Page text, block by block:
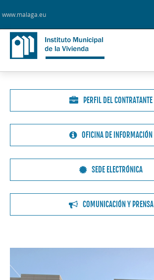
www.malaga.eu
Organización
Ventas
Oficina del Derecho a la Vivienda
Rehabilitación edificios
PERFIL DEL CONTRATANTE
OFICINA DE INFORMACIÓN
SEDE ELECTRÓNICA
COMUNICACIÓN Y PRENSA